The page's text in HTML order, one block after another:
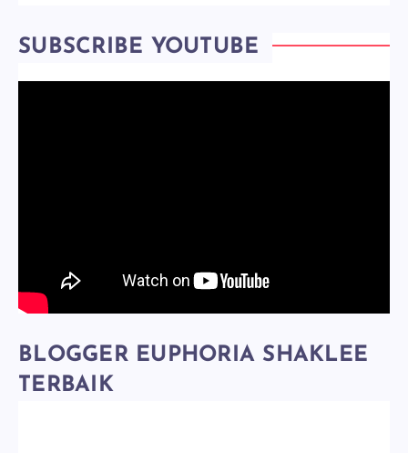
SUBSCRIBE YOUTUBE
BLOGGER EUPHORIA SHAKLEE
TERBAIK